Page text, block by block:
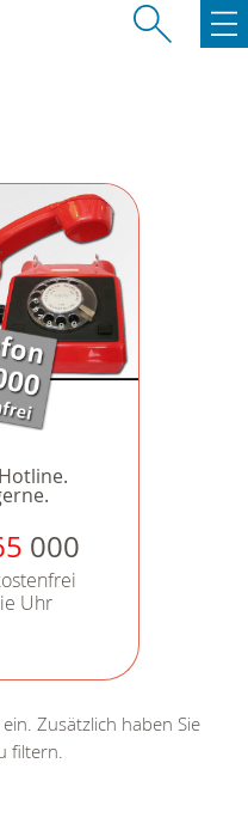
000
Uhr
Zusätzlich haben Sie
filtern.